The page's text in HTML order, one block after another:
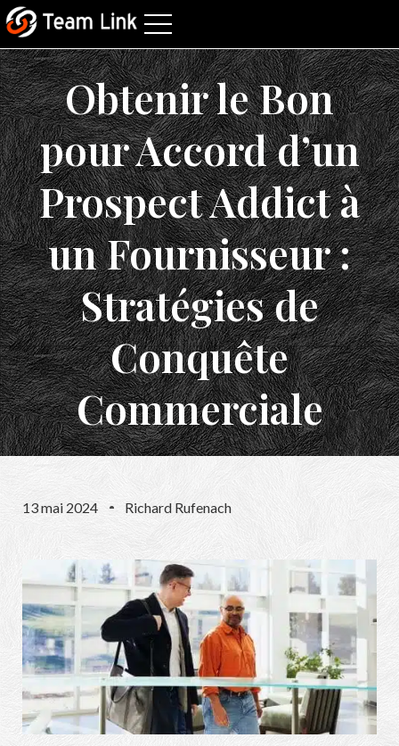
Obtenir le Bon
pour Accord d’un
Prospect Addict à
un Fournisseur :
Stratégies de
Conquête
Commerciale
13 mai 2024 Richard Rufenach